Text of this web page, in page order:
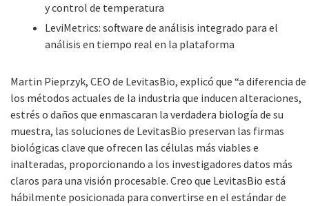
y control de temperatura
LeviMetrics: software de análisis integrado para el
análisis en tiempo real en la plataforma
Martin Pieprzyk, CEO de LevitasBio, explicó que “a diferencia de
los métodos actuales de la industria que inducen alteraciones,
estrés o daños que enmascaran la verdadera biología de su
muestra, las soluciones de LevitasBio preservan las firmas
biológicas clave que ofrecen las células más viables e
inalteradas, proporcionando a los investigadores datos más
claros para una visión procesable. Creo que LevitasBio está
hábilmente posicionada para convertirse en el estándar de